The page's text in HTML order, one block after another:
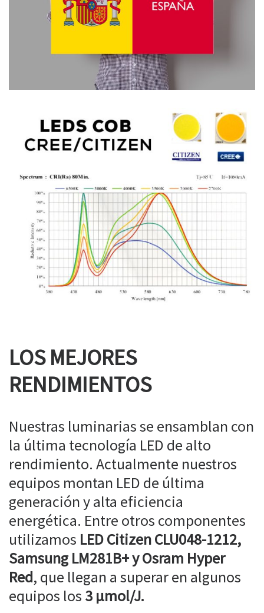
LOS MEJORES
RENDIMIENTOS
Nuestras luminarias se ensamblan con
la última tecnología LED de alto
rendimiento. Actualmente nuestros
equipos montan LED de última
generación y alta eficiencia
energética. Entre otros componentes
utilizamos LED Citizen CLU048-1212,
Samsung LM281B+ y Osram Hyper
Red, que llegan a superar en algunos
equipos los 3 µmol/J.